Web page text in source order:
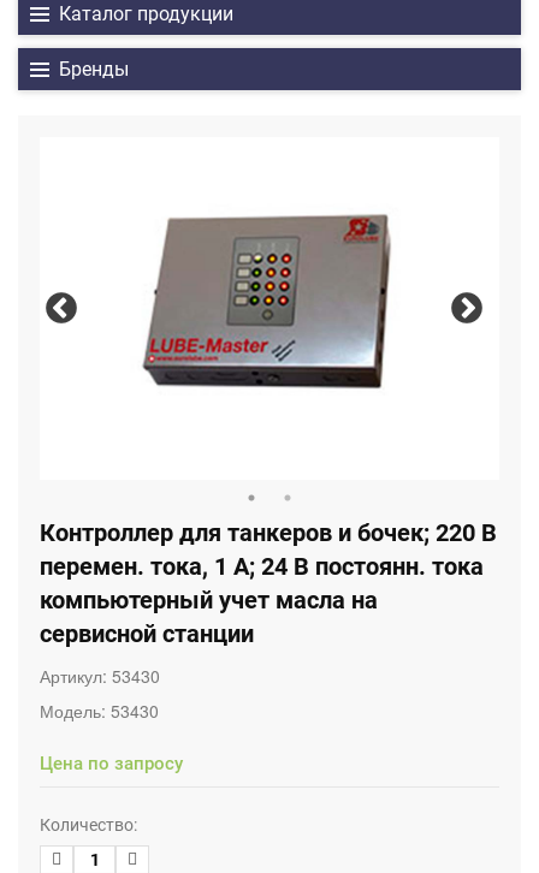
Каталог продукции
Бренды
Контроллер для танкеров и бочек; 220 В
перемен. тока, 1 А; 24 В постоянн. тока
компьютерный учет масла на
сервисной станции
Артикул: 53430
Модель: 53430
Цена по запросу
Количество: